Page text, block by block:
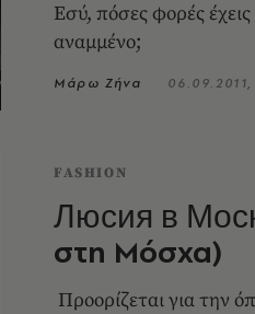
Εσύ, πόσες φορές
αναμμένο;
Μάρω Ζήνα
FASHION
Люсия в
στη Μόσχα)
Προορίζεται για την